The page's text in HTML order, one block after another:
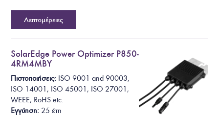
Λεπτομέρειες
SolarEdge Power Optimizer P850-
4RM4MBY
Πιστοποιήσεις: ISO 9001 and 90003,
ISO 14001, ISO 45001, ISO 27001,
WEEE, RoHSetc.
Εγγύηση: 25 έτη